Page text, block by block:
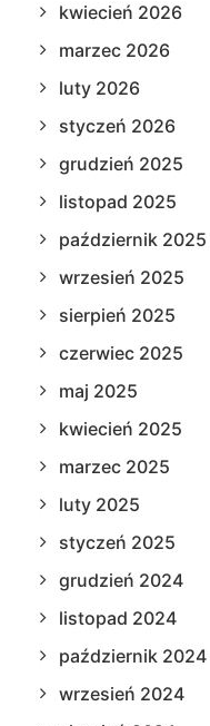
kwiecień 2026
marzec 2026
luty 2026
styczeń 2026
grudzień 2025
listopad 2025
październik 2025
wrzesień 2025
sierpień 2025
czerwiec 2025
maj 2025
kwiecień 2025
marzec 2025
luty 2025
styczeń 2025
grudzień 2024
listopad 2024
październik 2024
wrzesień 2024